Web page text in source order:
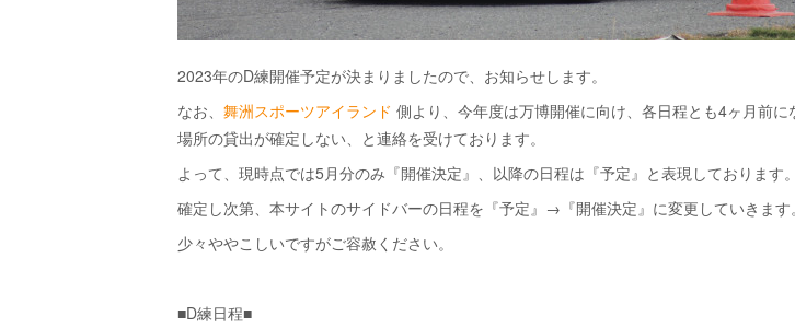
2023年のD練開催予定が決まりましたので、お知らせします。
なお、 舞洲スポーツアイランド 側より、今年度は万博開催に向け、各日程とも4ヶ月前に
場所の貸出が確定しない、と連絡を受けております。
よって、現時点では5月分のみ『開催決定』、以降の日程は『予定』と表現しております。
確定し次第、本サイトのサイドバーの日程を『予定』→『開催決定』に変更していきます。
少々ややこしいですがご容赦ください。
■D練日程■